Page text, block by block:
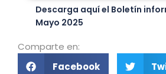
Descarga aquí el Boletín
Mayo 2025
Comparte en:
Facebook